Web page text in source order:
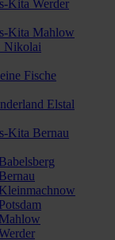
Kita Werder
Kita Mahlow
Nikolai
Fische
Elstal
Kita Bernau